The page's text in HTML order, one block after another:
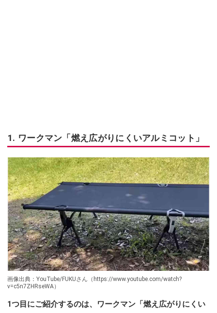
1. ワークマン「燃え広がりにくいアルミコット」
画像出典：YouTube/FUKUさん（https://www.youtube.com/watch?
v=c5n7ZHRseWA）
1つ目にご紹介するのは、ワークマン「燃え広がりにくい